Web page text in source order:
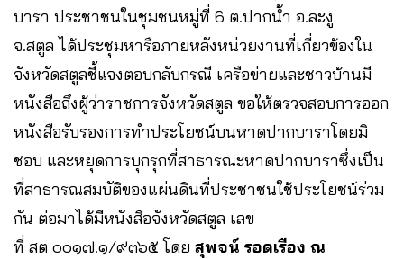
บารา ประชาชนในชุมชนหมู่ที่ 6 ต.ปากน้ำ อ.ละงู
จ.สตูล ได้ประชุมหารือภายหลังหน่วยงานที่เกี่ยวข้องใน
จังหวัดสตูลชี้แจงตอบกลับกรณี เครือข่ายและชาวบ้านมี
หนังสือถึงผู้ว่าราชการจังหวัดสตูล ขอให้ตรวจสอบการออก
หนังสือรับรองการทำประโยชน์บนหาดปากบาราโดยมิ
ชอบ และหยุดการบุกรุกที่สาธารณะหาดปากบาราซึ่งเป็น
ที่สาธารณสมบัติของแผ่นดินที่ประชาชนใช้ประโยชน์ร่วม
กัน ต่อมาได้มีหนังสือจังหวัดสตูล เลข
ที่ สต ๐๐๑๗.๑/๙๓๖๕ โดย สุพจน์ รอดเรือง ณ